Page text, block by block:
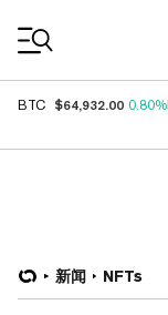
BTC $64,932.00 0.80%
新闻 NFTs